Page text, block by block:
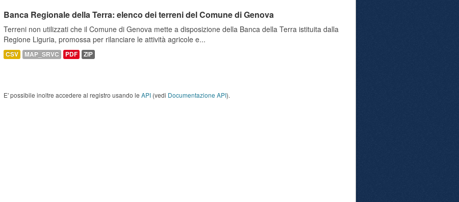
Banca Regionale della Terra: elenco dei terreni del Comune di Genova
Terreni non utilizzati che il Comune di Genova mette a disposizione della Banca della Terra istituita dalla
Regione Liguria, promossa per rilanciare le attività agricole e...
CSV MAP_SRVC PDF ZIP
E' possibile inoltre accedere al registro usando le API (vedi Documentazione API).